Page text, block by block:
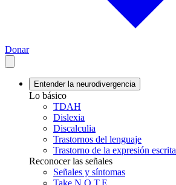
Donar
Entender la neurodivergencia
Lo básico
TDAH
Dislexia
Discalculia
Trastornos del lenguaje
Trastorno de la expresión escrita
Reconocer las señales
Señales y síntomas